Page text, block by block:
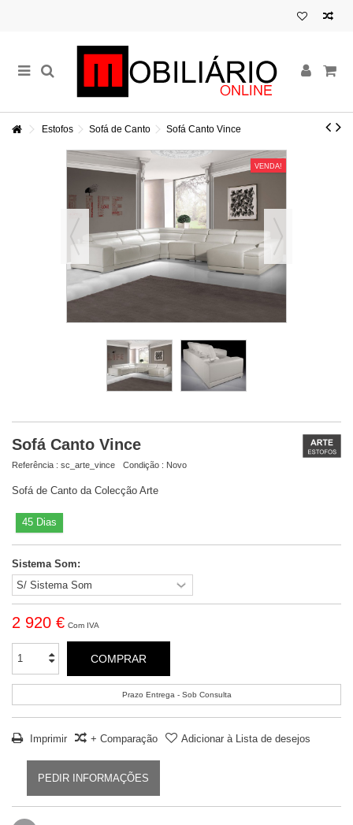
Estofos Sofá de Canto Sofá Canto Vince
VENDA!
Sofá Canto Vince
Referência : sc_arte_vince Condição : Novo
Sofá de Canto da Colecção Arte
45 Dias
Sistema Som:
2 920 € Com IVA
COMPRAR
Prazo Entrega - Sob Consulta
Imprimir + Comparação Adicionar à Lista de desejos
PEDIR INFORMAÇÕES